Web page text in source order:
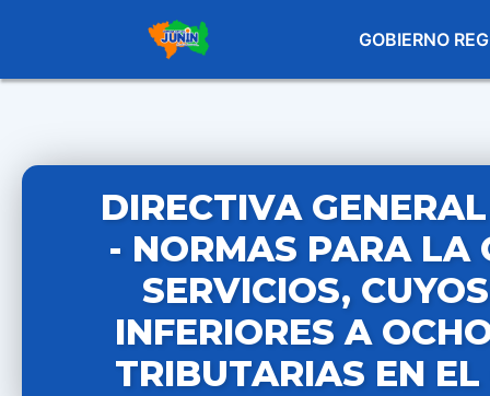
GOBIERNO
DIRECTIVA
- NORMAS PARA LA
SERVICIOS,
INFERIORES A
TRIBUTARIAS EN